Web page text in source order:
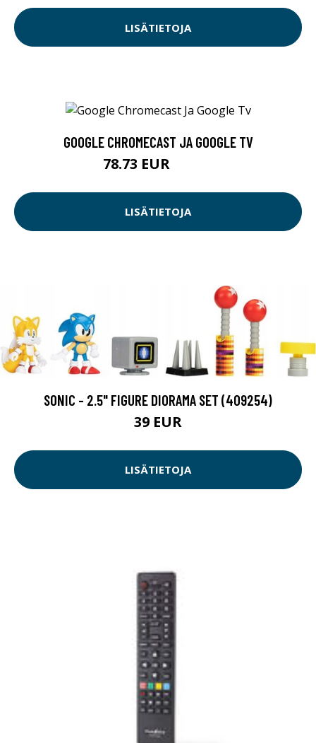
LISÄTIETOJA
GOOGLE CHROMECAST JA GOOGLE TV
78.73 EUR
LISÄTIETOJA
SONIC - 2.5" FIGURE DIORAMA SET (409254)
39 EUR
LISÄTIETOJA